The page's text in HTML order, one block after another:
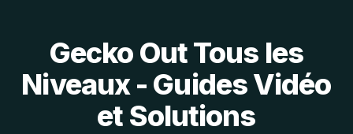
Gecko Out Tous les
Niveaux - Guides Vidéo
et Solutions